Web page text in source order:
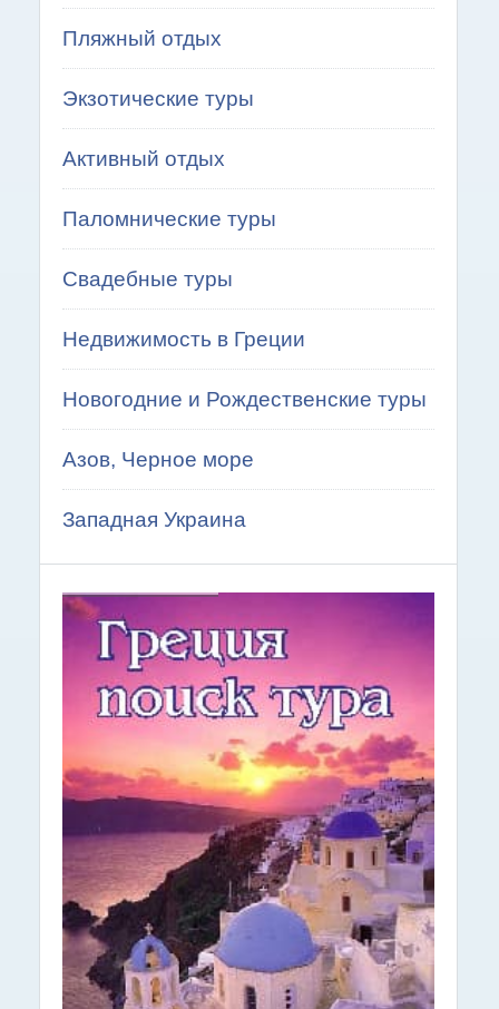
Пляжный отдых
Экзотические туры
Активный отдых
Паломнические туры
Свадебные туры
Недвижимость в Греции
Новогодние и Рождественские туры
Азов, Черное море
Западная Украина